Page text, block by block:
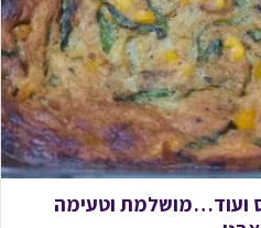
ועוד…מושלמת וטעימה